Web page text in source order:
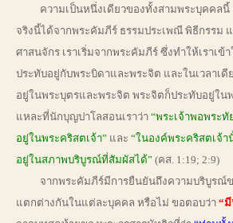
ความเป็นหนึ่งเดียวของทั้งสามพระบุคคลนี้ เ
จริงนี้ได้จากพระคัมภีร์ ธรรมประเพณี พิธีกรรม
ศาสนจักร เราเริ่มจากพระคัมภีร์ ซึ่งทำให้เราเข้
ประทับอยู่กับพระบิดาและพระจิต และในเวลาเดี
อยู่ในพระบุตรและพระจิต พระจิตก็ประทับอยู่ใน
แหละที่นักบุญปาโลสอนเราว่า “พระเจ้าพอพระ
อยู่ในพระคริสตเจ้า” และ “ในองค์พระคริสตเจ้
อยู่ในสภาพบริบูรณ์ที่สัมผัสได้” (คส. 1:19; 2:9)
จากพระคัมภีร์มีการยืนยันถึงความบริบูรณ์ข
แตกต่างกันในแต่ละบุคคล หรือไม่ ขอตอบว่า “มี